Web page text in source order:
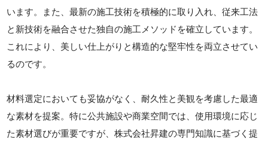
います。また、最新の施工技術を積極的に取り入れ、従来工法
と新技術を融合させた独自の施工メソッドを確立しています。
これにより、美しい仕上がりと構造的な堅牢性を両立させてい
るのです。
材料選定においても妥協がなく、耐久性と美観を考慮した最適
な素材を提案。特に公共施設や商業空間では、使用環境に応じ
た素材選びが重要ですが、株式会社昇建の専門知識に基づく提